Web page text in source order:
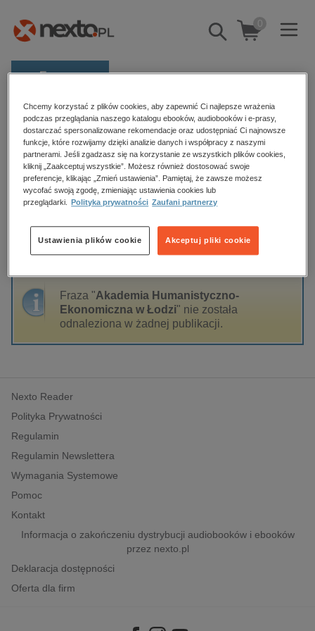
Pokaż/schowaj
wyszukiwarkę
0
E-prasa
Kategorie
Zobacz wszystkie E-prasa
budownictwo, aranżacja wnętrz
biznesowe, branżowe, gospodarka
darmowe wydania
dzienniki
edukacja
hobby, sport, rozrywka
komputery, internet, technologie, informatyka
kobiece, lifestyle, kultura
polityka, społeczno-informacyjne
popularno-naukowe
historia
zdrowie
religie
Strona główna
Akademia Humanistyczno-Ekonomiczna w Łodzi
Akademia Humanistyczno-
Ekonomiczna w Łodzi
Sortowanie Filtrowanie
Fraza "Akademia Humanistyczno-
Ekonomiczna w Łodzi" nie została
odnaleziona w żadnej publikacji.
Nexto Reader
Polityka Prywatności
Regulamin
Regulamin Newslettera
Wymagania Systemowe
Pomoc
Kontakt
Informacja o zakończeniu dystrybucji audiobooków i ebooków
przez nexto.pl
Deklaracja dostępności
Oferta dla firm
Chcemy korzystać z plików cookies, aby zapewnić Ci najlepsze wrażenia
podczas przeglądania naszego katalogu ebooków, audiobooków i e-prasy,
dostarczać spersonalizowane rekomendacje oraz udostępniać Ci najnowsze
funkcje, które rozwijamy dzięki analizie danych i współpracy z naszymi
partnerami. Jeśli zgadzasz się na korzystanie ze wszystkich plików cookies,
kliknij „Zaakceptuj wszystkie”. Możesz również dostosować swoje
preferencje, klikając „Zmień ustawienia”. Pamiętaj, że zawsze możesz
wycofać swoją zgodę, zmieniając ustawienia cookies lub
przeglądarki.
Polityka prywatności Zaufani partnerzy
Akceptuj pliki cookie
Ustawienia plików cookie